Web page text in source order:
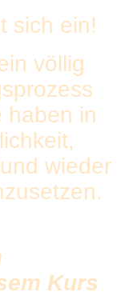
sich ein!
völlig
haben in
wieder
Kurs